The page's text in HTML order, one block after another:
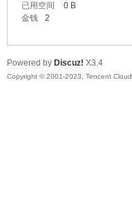
已用空间
0 B
金钱
2
Powered by Discuz! X3.4
Copyright © 2001-2023, Tencent Cloud.